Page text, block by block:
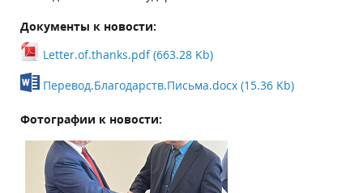
Документы к новости:
Letter.of.thanks.pdf (663.28 Kb)
Перевод.Благодарств.Письма.docx (15.36 Kb)
Фотографии к новости: